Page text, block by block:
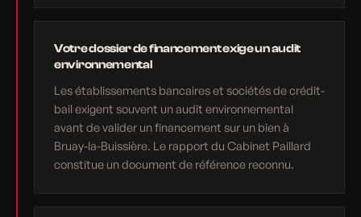
Votre dossier de financement exige un audit
environnemental
Les établissements bancaires et sociétés de crédit-
bail exigent souvent un audit environnemental
avant de valider un financement sur un bien à
Bruay-la-Buissière. Le rapport du Cabinet Paillard
constitue un document de référence reconnu.